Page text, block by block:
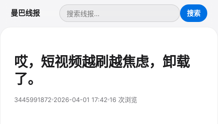
曼巴线报
哎，短视频越刷越焦虑，卸载
了。
3445991872 2026-04-01 17:42 16 次浏览